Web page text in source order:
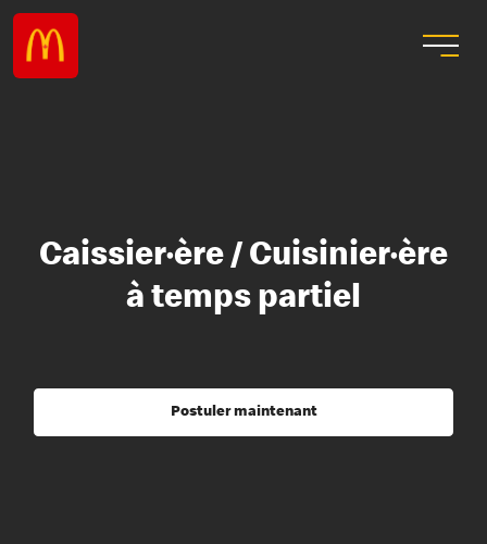
Caissier·ère / Cuisinier·ère
à temps partiel
Postuler maintenant